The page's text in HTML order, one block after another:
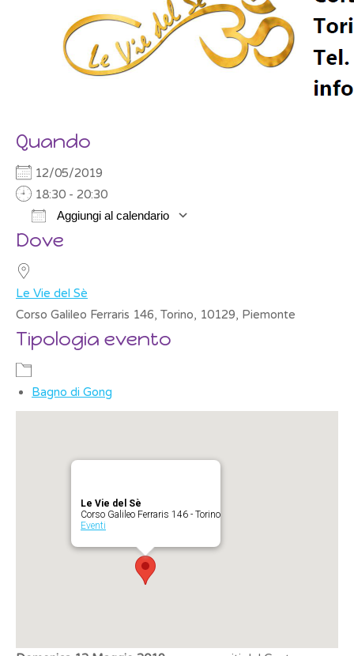
Quando
12/05/2019
18:30 - 20:30
Aggiungi al calendario
Download ICS
Dove
Le Vie del Sè
Corso Galileo Ferraris 146, Torino, 10129, Piemonte
Tipologia evento
Bagno di Gong
Le Vie del Sè
Corso Galileo Ferraris 146 - Torino
Eventi